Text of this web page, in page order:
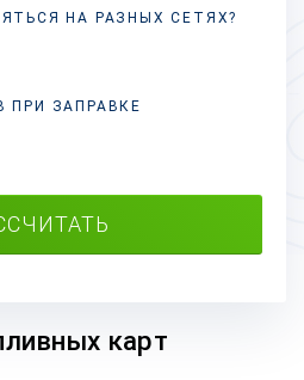
НА РАЗНЫХСЕТЯХ?
ПРИ ЗАПРАВКЕ
карт